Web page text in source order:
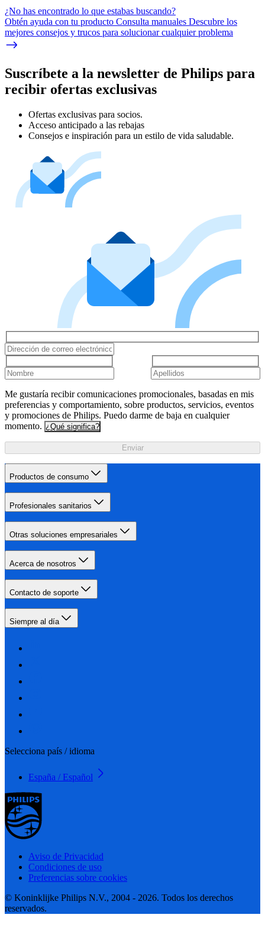
¿No has encontrado lo que estabas buscando?
Obtén ayuda con tu producto Consulta manuales Descubre los
mejores consejos y trucos para solucionar cualquier problema
Suscríbete a la newsletter de Philips para
recibir ofertas exclusivas
Ofertas exclusivas para socios.
Acceso anticipado a las rebajas
Consejos e inspiración para un estilo de vida saludable.
Me gustaría recibir comunicaciones promocionales, basadas en mis
preferencias y comportamiento, sobre productos, servicios, eventos
y promociones de Philips. Puedo darme de baja en cualquier
momento. ¿Qué significa?
Enviar
Productos de consumo
Profesionales sanitarios
Otras soluciones empresariales
Acerca de nosotros
Contacto de soporte
Siempre al día
Selecciona país / idioma
España / Español
Aviso de Privacidad
Condiciones de uso
Preferencias sobre cookies
© Koninklijke Philips N.V., 2004 - 2026. Todos los derechos
reservados.